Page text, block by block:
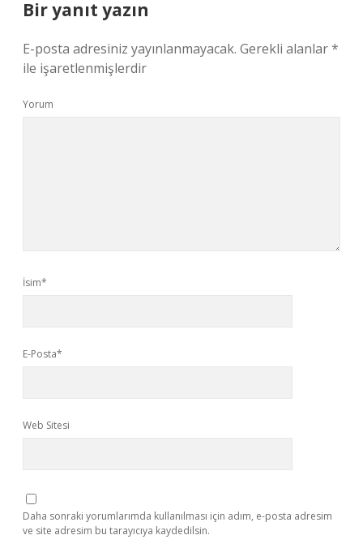
Bir yanıt yazın
E-posta adresiniz yayınlanmayacak. Gerekli alanlar*
ile işaretlenmişlerdir
Yorum
İsim*
E-Posta*
Web Sitesi
Daha sonraki yorumlarımda kullanılması için adım, e-posta adresim
ve site adresim bu tarayıcıya kaydedilsin.